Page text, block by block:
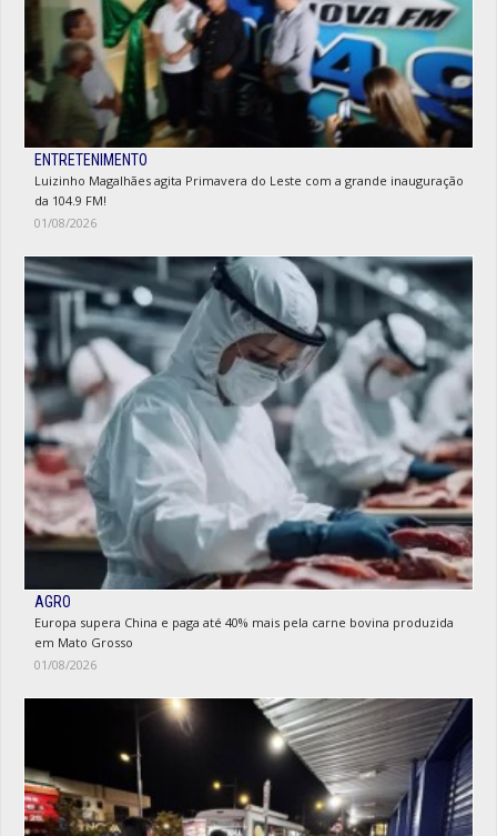
ENTRETENIMENTO
Luizinho Magalhães agita Primavera do Leste com a grande inauguração
da 104.9 FM!
01/08/2026
AGRO
Europa supera China e paga até 40% mais pela carne bovina produzida
em Mato Grosso
01/08/2026